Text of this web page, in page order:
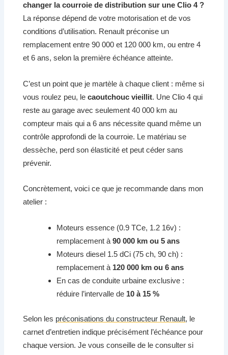
changer la courroie de distribution sur une Clio 4 ?
La réponse dépend de votre motorisation et de vos
conditions d’utilisation. Renault préconise un
remplacement entre 90 000 et 120 000 km, ou entre 4
et 6 ans, selon la première échéance atteinte.
C’est un point que je martèle à chaque client : même si
vous roulez peu, lecaoutchouc vieillit. Une Clio 4 qui
reste au garage avec seulement 40 000 km au
compteur mais qui a 6 ans nécessite quand même un
contrôle approfondi de la courroie. Le matériau se
dessèche, perd son élasticité et peut céder sans
prévenir.
Concrètement, voici ce que je recommande dans mon
atelier :
Moteurs essence (0.9 TCe, 1.2 16v) :
remplacement à90 000 km ou 5 ans
Moteurs diesel 1.5 dCi (75 ch, 90 ch) :
remplacement à 120 000 km ou 6 ans
En cas de conduite urbaine exclusive :
réduire l’intervalle de 10 à 15 %
Selon les préconisations du constructeur Renault, le
carnet d’entretien indique précisément l’échéance pour
chaque version. Je vous conseille de le consulter si